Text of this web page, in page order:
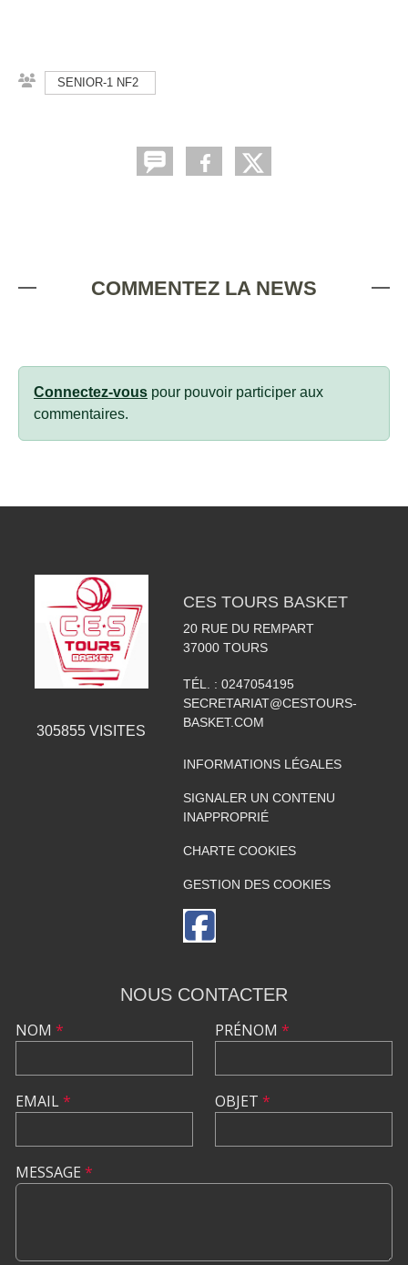
SENIOR-1 NF2
COMMENTEZ LA NEWS
Connectez-vous pour pouvoir participer aux
commentaires.
305855 VISITES
CES TOURS BASKET
20 RUE DU REMPART
37000 TOURS
TÉL. : 0247054195
SECRETARIAT@CESTOURS-
BASKET.COM
INFORMATIONS LÉGALES
SIGNALER UN CONTENU
INAPPROPRIÉ
CHARTE COOKIES
GESTION DES COOKIES
NOUS CONTACTER
NOM *
EMAIL*
PRÉNOM *
OBJET *
MESSAGE *